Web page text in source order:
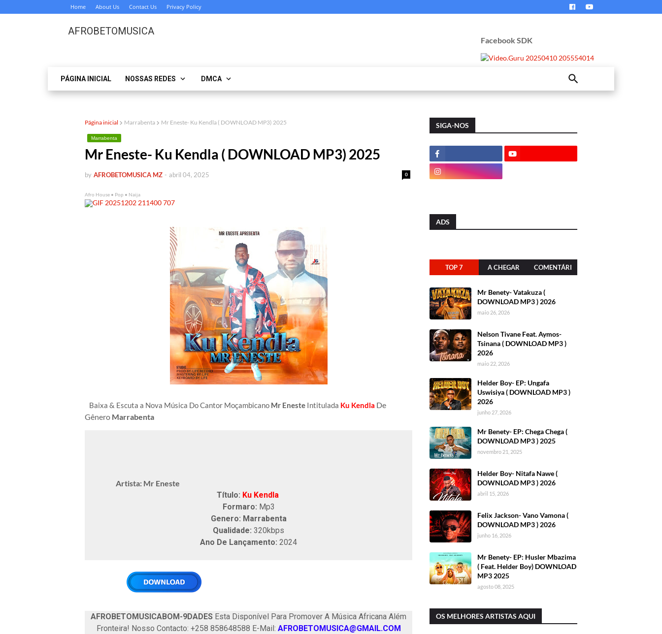
Home About Us Contact Us Privacy Policy
AFROBETOMUSICA
Facebook SDK
PÁGINA INICIAL NOSSAS REDES DMCA
Página inicial Marrabenta Mr Eneste- Ku Kendla ( DOWNLOAD MP3) 2025
Marrabenta
Mr Eneste- Ku Kendla ( DOWNLOAD MP3) 2025
by AFROBETOMUSICA MZ 0
- abril 04, 2025
Afro House • Pop • Naija
Baixa & Escuta a Nova Música Do Cantor Moçambicano Mr Eneste Intitulada Ku Kendla De
Gênero Marrabenta
Artista: Mr Eneste
Título: Ku Kendla
Formaro: Mp3
Genero: Marrabenta
Qualidade: 320kbps
Ano De Lançamento: 2024
AFROBETOMUSICABOM-9DADES Esta Disponível Para Promover A Música Africana Além
Fronteira! Nosso Contacto: +258 858648588 E-Mail: AFROBETOMUSICA@GMAIL.COM
SIGA-NOS
ADS
TOP 7 A CHEGAR COMENTÁRI
Mr Benety- Vatakuza (
DOWNLOAD MP3 ) 2026
maio 26, 2026
Nelson Tivane Feat. Aymos-
Tsinana ( DOWNLOAD MP3 )
2026
maio 22, 2026
Helder Boy- EP: Ungafa
Uswisiya ( DOWNLOAD MP3 )
2026
junho 27, 2026
Mr Benety- EP: Chega Chega (
DOWNLOAD MP3 ) 2025
novembro 21, 2025
Helder Boy- Nitafa Nawe (
DOWNLOAD MP3 ) 2026
abril 15, 2026
Felix Jackson- Vano Vamona (
DOWNLOAD MP3 ) 2026
junho 16, 2026
Mr Benety- EP: Husler Mbazima
( Feat. Helder Boy) DOWNLOAD
MP3 2025
agosto 08, 2025
OS MELHORES ARTISTAS AQUI